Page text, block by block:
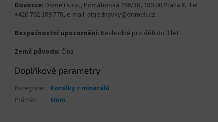
Dovozce: Domeli s.r.o., Primátorská 296/38, 180 00 Praha 8, Tel
+420 702 389 778, e-mail: objednavky@domeli.cz
Bezpečnostní upozornění: Nevhodné pro děti do 3 let
Země původu: Čína
Doplňkové parametry
Kategorie: Korálky z minerálů
Průměr: 6mm